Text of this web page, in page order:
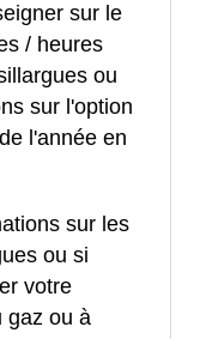
sur le
/ heures
ou
sur l'option
l'année en
sur les
ou si
votre
gaz ou à